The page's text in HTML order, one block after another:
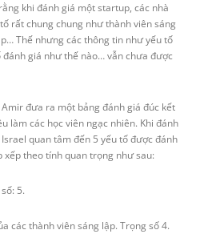
khi đánh giá một startup, các nhà
rất chung chung như thành viên sáng
Thế nhưng các thông tin như yếu tố
giá như thế nào… vẫn chưa được
đưa ra một bảng đánh giá đúc kết
làm các học viên ngạc nhiên. Khi đánh
quan tâm đến 5 yếu tố được đánh
theo tính quan trọng như sau:
5.
các thành viên sáng lập. Trọng số 4.